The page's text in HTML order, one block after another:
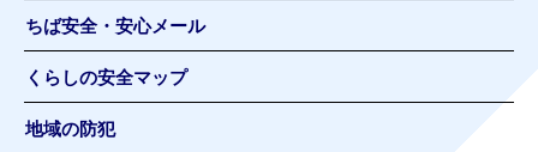
ちば安全・安心メール
くらしの安全マップ
地域の防犯